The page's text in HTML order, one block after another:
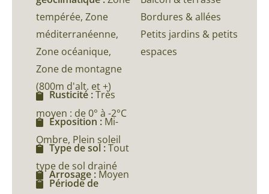
tempérée, Zone
méditerranéenne,
Zone océanique,
Zone de montagne
(800m d'alt. et +)
Rusticité :Très
moyen : de 0° à -2°C
Exposition :Mi-
Ombre, Plein soleil
Type de sol :Tout
type de sol drainé
Arrosage : Moyen
Période de
Bordures & allées
Petits jardins & petits
espaces